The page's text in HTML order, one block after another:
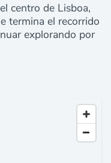
centro de Lisboa,
termina el recorrido
explorando por